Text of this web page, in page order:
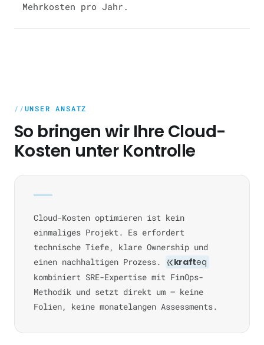
Mehrkosten pro Jahr.
UNSER ANSATZ
So bringen wir Ihre Cloud-
Kosten unter Kontrolle
Cloud-Kosten optimieren ist kein
einmaliges Projekt. Es erfordert
technische Tiefe, klare Ownership und
einen nachhaltigen Prozess.
krafteq
kombiniert SRE-Expertise mit FinOps-
Methodik und setzt direkt um — keine
Folien, keine monatelangen Assessments.